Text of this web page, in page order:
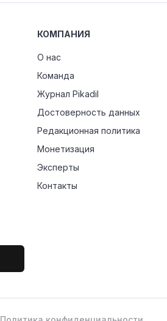
КОМПАНИЯ
О нас
Команда
Журнал Pikadil
Достоверность данных
Редакционная политика
Монетизация
Эксперты
Контакты